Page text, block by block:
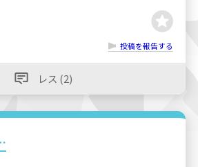
投稿を報告する
レス (2)